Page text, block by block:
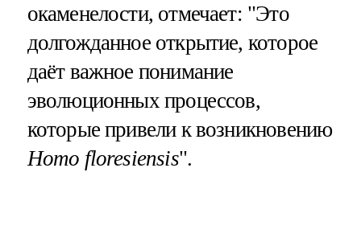
окаменелости, отмечает: "Это
долгожданное открытие, которое
даёт важное понимание
эволюционных процессов,
которые привели к возникновению
Homo floresiensis".